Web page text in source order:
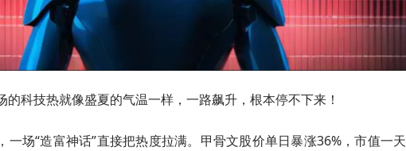
的科技热就像盛夏的气温一样，一路飙升，根本停不下来！
一场“造富神话”直接把热度拉满。甲骨文股价单日暴涨36%，市值一天